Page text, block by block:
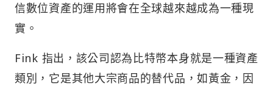
信數位資產的運用將會在全球越來越成為一種現
實。
Fink 指出，該公司認為比特幣本身就是一種資產
類別，它是其他大宗商品的替代品，如黃金，因